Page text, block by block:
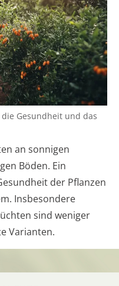
Gesundheit und das
an sonnigen
Böden. Ein
der Pflanzen
Insbesondere
sind weniger
Varianten.